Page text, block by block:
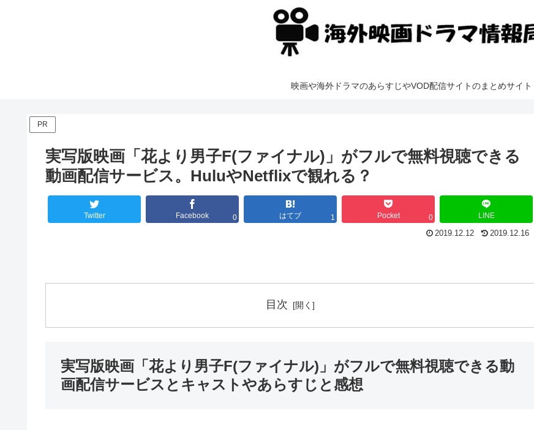
映画や海外ドラマのあらすじやVOD配信サイトのまとめサイト
PR
実写版映画「花より男子F(ファイナル)」がフルで無料視聴できる
動画配信サービス。HuluやNetflixで観れる？
Twitter Facebook 0 はてブ 1 Pocket 0 LINE
2019.12.12 2019.12.16
目次
実写版映画「花より男子F(ファイナル)」がフルで無料視聴できる動
画配信サービスとキャストやあらすじと感想